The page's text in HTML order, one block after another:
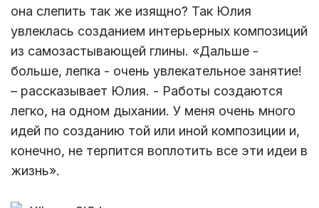
она слепить так же изящно? Так Юлия
увлеклась созданием интерьерных композиций
из самозастывающей глины. «Дальше -
больше, лепка - очень увлекательное занятие!
– рассказывает Юлия. - Работы создаются
легко, на одном дыхании. У меня очень много
идей по созданию той или иной композиции и,
конечно, не терпится воплотить все эти идеи в
жизнь».